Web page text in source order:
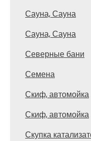
Сауна, Сауна
Сауна, Сауна
Северные бани
Семена
Скиф, автомойка
Скиф, автомойка
Скупка